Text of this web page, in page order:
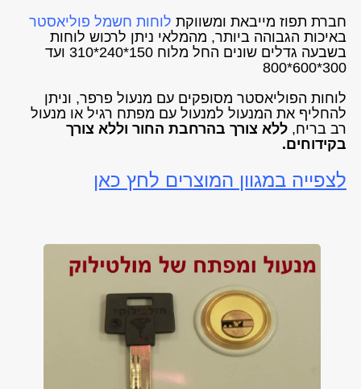
חברת תפוז מייבאת ומשווקת לוחות חשמל פוליאסטר
באיכות הגבוהה ביותר, מהמלאי ניתן לרכוש לוחות
בשבעה גדלים שונים החל מלוח 150*240*310 ועד
300*600*800
לוחות הפוליאסטר מסופקים עם מנעול פרפר, וניתן
להחליף את המנעול למנעול עם מפתח רגיל או מנעול
רב בריח, ללא צורך בהרחבת החור וללא צורך
בקידוחים.
לצפייה במגוון המוצרים לחץ כאן